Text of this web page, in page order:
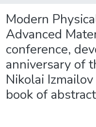
Modern
Advanced
сonference,
anniversary of
Nikolai
book of